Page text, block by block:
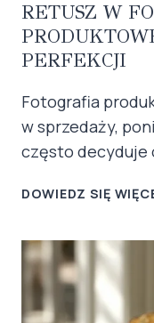
RETUSZ W
PERFEKCJI
Fotografia
w sprzedaży,
często decyduje
DOWIEDZ SIĘ